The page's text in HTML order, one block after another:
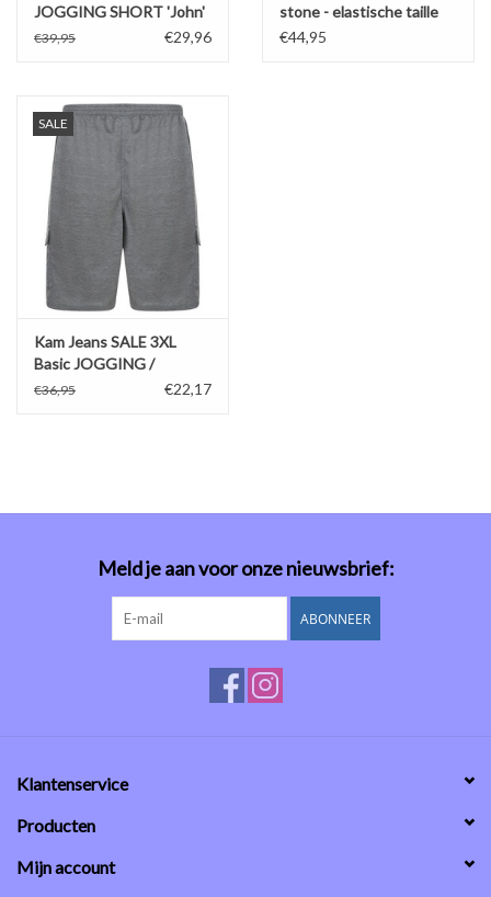
JOGGING SHORT 'John'
zwart
€39,95 €29,96
stone - elastische taille
€44,95
SALE
Kam Jeans SALE 3XL
Basic JOGGING /
VRIJETIJDS SHORT
€36,95 €22,17
Meld je aan voor onze nieuwsbrief:
ABONNEER
Klantenservice
Producten
Mijn account